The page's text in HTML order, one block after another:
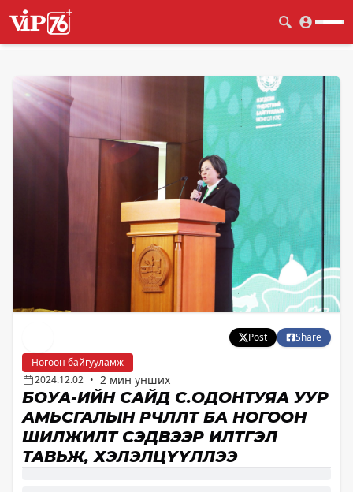
Post
Share
Ногоон байгууламж
2024.12.02 • 2 мин унших
БОУАӨ-ИЙН САЙД С.ОДОНТУЯА УУР
АМЬСГАЛЫН ӨӨРЧЛӨЛТ БА НОГООН
ШИЛЖИЛТ СЭДВЭЭР ИЛТГЭЛ
ТАВЬЖ, ХЭЛЭЛЦҮҮЛЛЭЭ